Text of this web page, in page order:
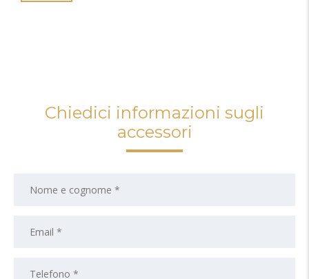
Chiedici informazioni sugli
accessori